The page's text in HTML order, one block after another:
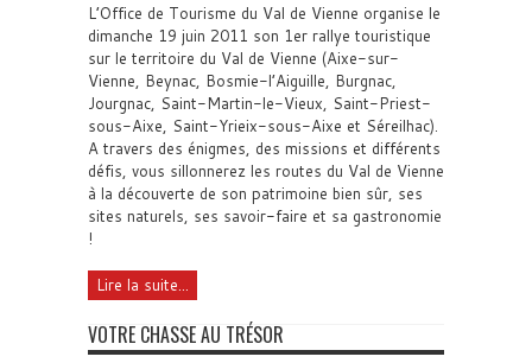
L’Office de Tourisme du Val de Vienne organise le
dimanche 19 juin 2011 son 1er rallye touristique
sur le territoire du Val de Vienne (Aixe-sur-
Vienne, Beynac, Bosmie-l’Aiguille, Burgnac,
Jourgnac, Saint-Martin-le-Vieux, Saint-Priest-
sous-Aixe, Saint-Yrieix-sous-Aixe et Séreilhac).
A travers des énigmes, des missions et différents
défis, vous sillonnerez les routes du Val de Vienne
à la découverte de son patrimoine bien sûr, ses
sites naturels, ses savoir-faire et sa gastronomie
!
Lire la suite...
VOTRE CHASSE AU TRÉSOR